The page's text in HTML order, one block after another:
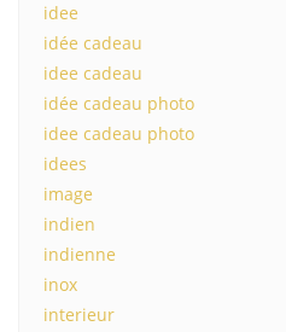
idee
idée cadeau
idee cadeau
idée cadeau photo
idee cadeau photo
idees
image
indien
indienne
inox
interieur